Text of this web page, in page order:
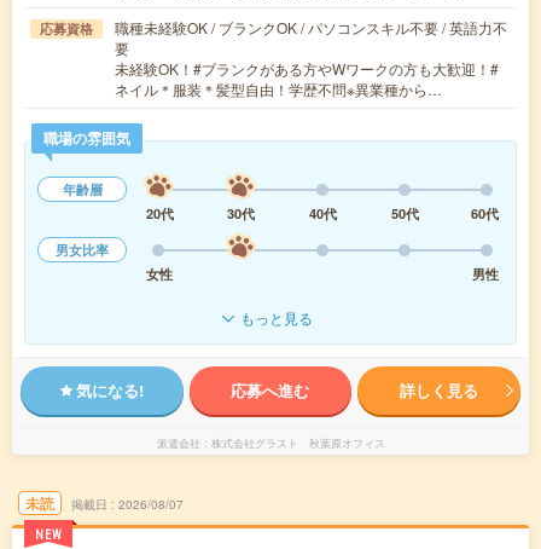
応募資格
職種未経験OK / ブランクOK / パソコンスキル不要 / 英語力不
要
未経験OK！#ブランクがある方やWワークの方も大歓迎！#
ネイル＊服装＊髪型自由！学歴不問※異業種から…
職場の雰囲気
年齢層
20代
30代 40代 50代
60代
男女比率
女性
男性
もっと見る
気になる! 応募へ進む 詳しく見る
派遣会社 株式会社グラスト 秋葉原オフィス
未読
NEW
掲載日 2026/08/07